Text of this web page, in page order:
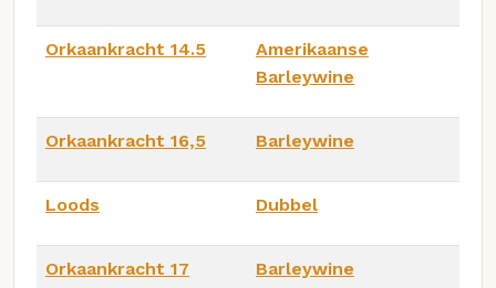
Orkaankracht 14.5
Amerikaanse
Barleywine
Orkaankracht 16,5 Barleywine
Loods Dubbel
Orkaankracht 17 Barleywine